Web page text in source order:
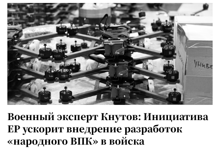
Военный эксперт Кнутов: Инициатива
ЕР ускорит внедрение разработок
«народного ВПК» в войска